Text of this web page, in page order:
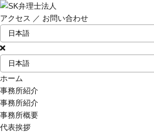
アクセス ／ お問い合わせ
ホーム
事務所紹介
事務所紹介
事務所概要
代表挨拶